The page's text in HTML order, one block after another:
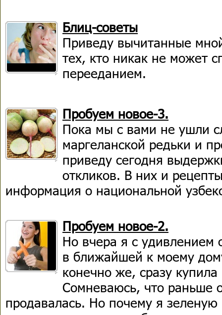
Блиц-советы
Приведу вычитанные
тех, кто никак не может
перееданием.
Пробуем новое-3.
Пока мы с вами не ушли
маргеланской редьки и
приведу сегодня
откликов. В них и
информация о национальной
Пробуем новое-2.
Но вчера я с удивлением
в ближайшей к моему
конечно же, сразу
Сомневаюсь, что раньше
продавалась. Но почему я зеленую